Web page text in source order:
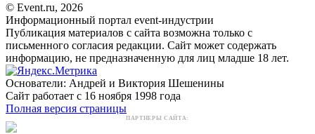
© Event.ru, 2026
Информационный портал event-индустрии
Публикация материалов с сайта возможна только с
письменного согласия редакции. Сайт может содержать
информацию, не предназначенную для лиц младше 18 лет.
Основатели: Андрей и Виктория Шешенины
Сайт работает с 16 ноября 1998 года
Полная версия страницы
ПАРТНЕРЫ САЙТА: